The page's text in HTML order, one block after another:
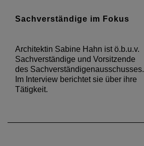
Sachverständige im Fokus
Architektin Sabine Hahn ist ö.b.u.v.
Sachverständige und Vorsitzende
des Sachverständigenausschusses.
Im Interview berichtet sie über ihre
Tätigkeit.